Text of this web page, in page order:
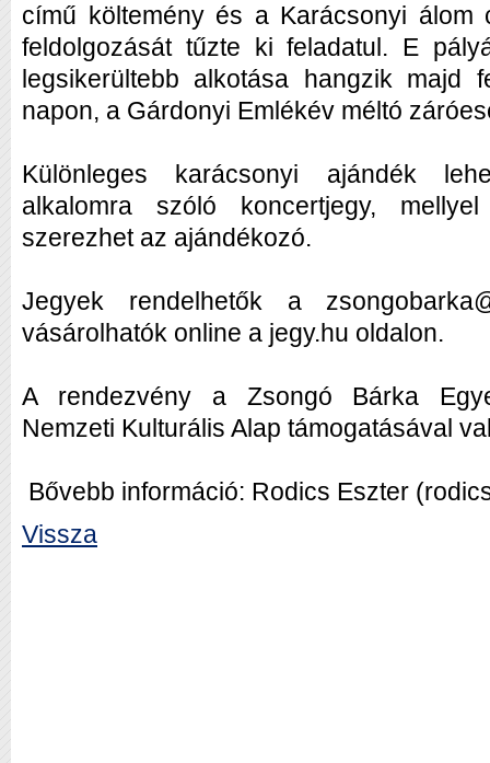
című költemény és a Karácsonyi álom
feldolgozását tűzte ki feladatul. E
legsikerültebb alkotása hangzik majd
napon, a Gárdonyi Emlékév méltó
Különleges karácsonyi ajándék
alkalomra szóló koncertjegy,
szerezhet az ajándékozó.
Jegyek rendelhetők a
vásárolhatók online a jegy.hu oldalon.
A rendezvény a Zsongó Bárka
Nemzeti Kulturális Alap támogatásával
Bővebb információ: Rodics Eszter
Vissza